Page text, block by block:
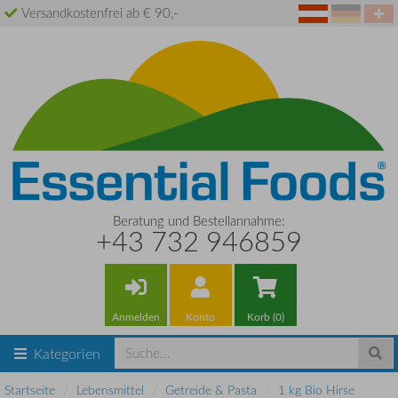
Versandkostenfrei ab € 90,-
Beratung und Bestellannahme:
+43 732 946859
Anmelden Konto Korb (0)
Kategorien
Startseite Lebensmittel Getreide & Pasta 1 kg Bio Hirse